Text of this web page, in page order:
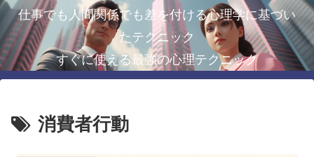
仕事でも人間関係でも差を付ける心理学に基づい
たテクニック
すぐに使える最強の心理テクニック
消費者行動